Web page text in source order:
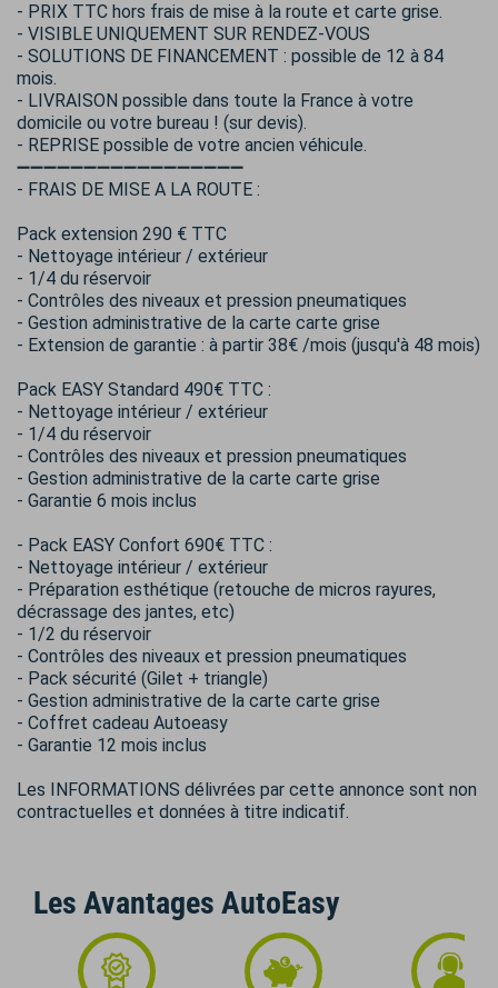
- PRIX TTC hors frais de mise à la route et carte grise.
- VISIBLE UNIQUEMENT SUR RENDEZ-VOUS
- SOLUTIONS DE FINANCEMENT : possible de 12 à 84
mois.
- LIVRAISON possible dans toute la France à votre
domicile ou votre bureau ! (sur devis).
- REPRISE possible de votre ancien véhicule.
➖➖➖➖➖➖➖➖➖➖➖➖➖➖➖➖➖
- FRAIS DE MISE A LA ROUTE :
Pack extension 290 € TTC
- Nettoyage intérieur / extérieur
- 1/4 du réservoir
- Contrôles des niveaux et pression pneumatiques
- Gestion administrative de la carte carte grise
- Extension de garantie : à partir 38€ /mois (jusqu'à 48 mois)
Pack EASY Standard 490€ TTC :
- Nettoyage intérieur / extérieur
- 1/4 du réservoir
- Contrôles des niveaux et pression pneumatiques
- Gestion administrative de la carte carte grise
- Garantie 6 mois inclus
- Pack EASY Confort 690€ TTC :
- Nettoyage intérieur / extérieur
- Préparation esthétique (retouche de micros rayures,
décrassage des jantes, etc)
- 1/2 du réservoir
- Contrôles des niveaux et pression pneumatiques
- Pack sécurité (Gilet + triangle)
- Gestion administrative de la carte carte grise
- Coffret cadeau Autoeasy
- Garantie 12 mois inclus
Les INFORMATIONS délivrées par cette annonce sont non
contractuelles et données à titre indicatif.
Les Avantages AutoEasy